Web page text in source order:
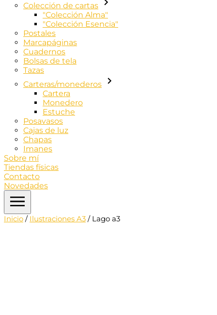
Colección de cartas
"Colección Alma"
"Colección Esencia"
Postales
Marcapáginas
Cuadernos
Bolsas de tela
Tazas
Carteras/monederos
Cartera
Monedero
Estuche
Posavasos
Cajas de luz
Chapas
Imanes
Sobre mí
Tiendas físicas
Contacto
Novedades
Inicio / Ilustraciones A3 / Lago a3